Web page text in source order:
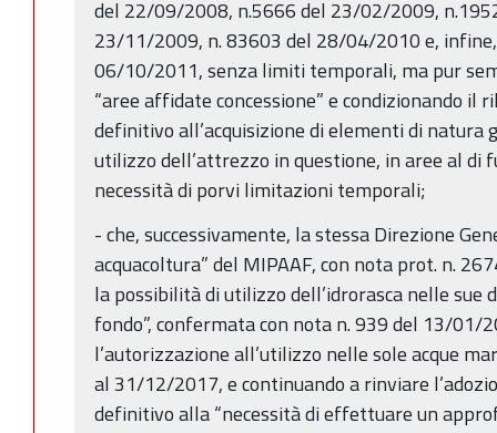
del 22/09/2008, n.5666 del 23/02/2009,
23/11/2009, n. 83603 del 28/04/2010 e,
06/10/2011, senza limiti temporali, ma pur
“aree affidate concessione” e condizionando il
definitivo all’acquisizione di elementi di natura
utilizzo dell’attrezzo in questione, in aree al di
necessità di porvi limitazioni temporali;
- che, successivamente, la stessa Direzione
acquacoltura” del MIPAAF, con nota prot. n.
la possibilità di utilizzo dell’idrorasca nelle sue
fondo”, confermata con nota n. 939 del 13/01/
l’autorizzazione all’utilizzo nelle sole acque
al 31/12/2017, e continuando a rinviare
definitivo alla “necessità di effettuare un